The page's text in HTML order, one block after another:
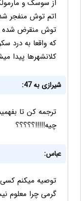
از سوسک و
اتم توش منفجر
توش منقرض شده
که واقعا به درد
کلانشهرها پیدا
شیرازی به 47:
ترجمه کن تا
چیه!!!!!؟؟؟؟؟
عباس:
توصیه میکنم
گرمی چرا معلوم